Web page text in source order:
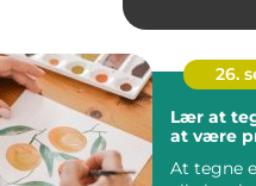
...
26.
Lær at
at være
At tegne